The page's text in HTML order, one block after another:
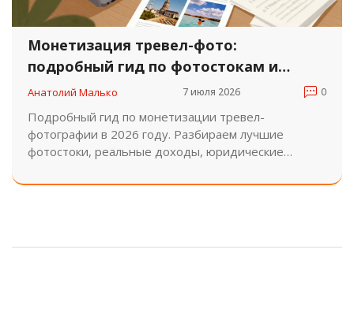
Монетизация тревел-фото:
подробный гид по фотостокам и
конкурсам в 2026 году
Анатолий Малько 7 июля 2026 0
Подробный гид по монетизации тревел-
фотографии в 2026 году. Разбираем лучшие
фотостоки, реальные доходы, юридические
конкурсах.